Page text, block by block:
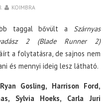
KOIMBRA
taggal bővült a Szárnyas
2 (Blade Runner 2)
a folytatásra, de sajnos nem
és mennyi ideig lesz látható.
Ryan Gosling, Harrison Ford,
Sylvia Hoeks, Carla Juri